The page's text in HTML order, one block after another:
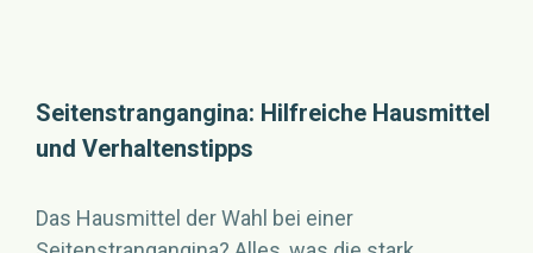
Seitenstrangangina: Hilfreiche Hausmittel
und Verhaltenstipps
Das Hausmittel der Wahl bei einer